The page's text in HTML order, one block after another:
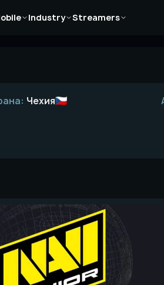
Industry
Статьи
Streamers
Статьи
Чехия